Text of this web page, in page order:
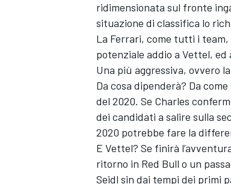
ridimensionata sul fronte
situazione di classifica lo
La Ferrari, come tutti i
potenziale addio a Vettel,
Una più aggressiva, ovvero
Da cosa dipenderà? Da
del 2020. Se Charles
dei candidati a salire sulla
2020 potrebbe fare la
E Vettel? Se finirà
ritorno in Red Bull o un
Seidl sin dai tempi dei primi